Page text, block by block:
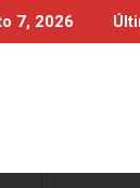
7, 2026